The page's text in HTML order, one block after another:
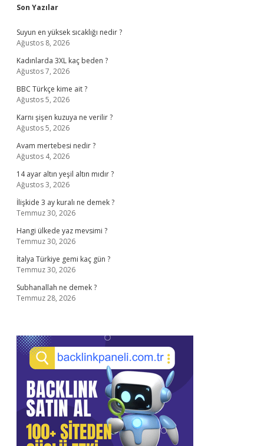
Sidebar
Son Yazılar
Suyun en yüksek sıcaklığı nedir ?
Ağustos 8, 2026
Kadınlarda 3XL kaç beden ?
Ağustos 7, 2026
BBC Türkçe kime ait ?
Ağustos 5, 2026
Karnı şişen kuzuya ne verilir ?
Ağustos 5, 2026
Avam mertebesi nedir ?
Ağustos 4, 2026
14 ayar altın yeşil altın mıdır ?
Ağustos 3, 2026
İlişkide 3 ay kuralı ne demek ?
Temmuz 30, 2026
Hangi ülkede yaz mevsimi ?
Temmuz 30, 2026
İtalya Türkiye gemi kaç gün ?
Temmuz 30, 2026
Subhanallah ne demek ?
Temmuz 28, 2026